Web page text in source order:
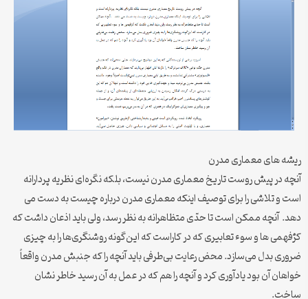
ريشه های معماری مدرن
آنچه در پيش روست تاريخ معماری مدرن نيست، بلكه نگره‌ای نظريه پردارانه
است و تلاشی را برای توصيف اينكه معماری مدرن درباره چيست به دست می
دهد. آنچه ممكن است تا حدّی متظاهرانه به نظر رسد، ولی بايد اذعان داشت كه
كژفهمی ها و سوء تعابيری كه در كاراست كه اين‌گونه روشنگری‌ها را به چيزی
ضروری بدل می‌سازد. محض رعايت بی‌طرفی بايد آنچه را كه جنبش مدرن واقعاً
خواهان آن بود يادآوری كرد و آنچه را هم كه در عمل به آن رسيد خاطر نشان
ساخت.